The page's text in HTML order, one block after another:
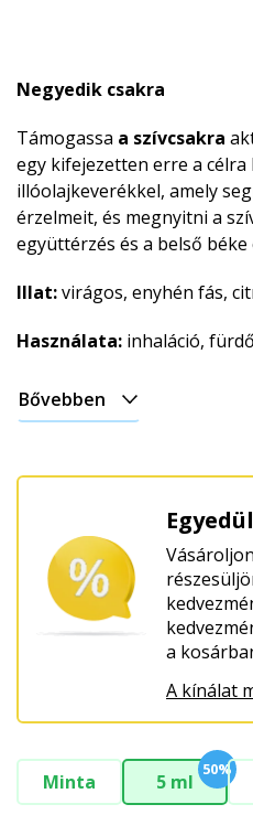
Negyedik csakra
Támogassa a szívcsakra
egy kifejezetten erre a
illóolajkeverékkel, amely
érzelmeit, és megnyitni a
együttérzés és a belső béke
Illat:virágos, enyhén fás,
Használata: inhaláció,
Bővebben
Vásároljon
a
A kínálat
Minta 5 ml
50%